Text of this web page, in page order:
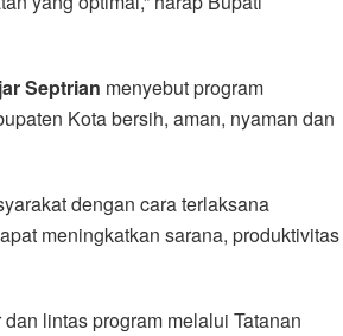
Septrian menyebut program
Kota bersih, aman, nyaman dan
dengan cara terlaksana
meningkatkan sarana, produktivitas
lintas program melalui Tatanan